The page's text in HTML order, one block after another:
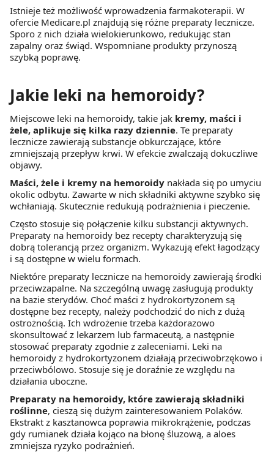
Istnieje też możliwość wprowadzenia farmakoterapii. W
ofercie Medicare.pl znajdują się różne preparaty lecznicze.
Sporo z nich działa wielokierunkowo, redukując stan
zapalny oraz świąd. Wspomniane produkty przynoszą
szybką poprawę.
Jakie leki na hemoroidy?
Miejscowe leki na hemoroidy, takie jak kremy, maści i
żele, aplikuje się kilka razy dziennie. Te preparaty
lecznicze zawierają substancje obkurczające, które
zmniejszają przepływ krwi. W efekcie zwalczają dokuczliwe
objawy.
Maści, żele i kremy na hemoroidy nakłada się po umyciu
okolic odbytu. Zawarte w nich składniki aktywne szybko się
wchłaniają. Skutecznie redukują podrażnienia i pieczenie.
Często stosuje się połączenie kilku substancji aktywnych.
Preparaty na hemoroidy bez recepty charakteryzują się
dobrą tolerancją przez organizm. Wykazują efekt łagodzący
i są dostępne w wielu formach.
Niektóre preparaty lecznicze na hemoroidy zawierają środki
przeciwzapalne. Na szczególną uwagę zasługują produkty
na bazie sterydów. Choć maści z hydrokortyzonem są
dostępne bez recepty, należy podchodzić do nich z dużą
ostrożnością. Ich wdrożenie trzeba każdorazowo
skonsultować z lekarzem lub farmaceutą, a następnie
stosować preparaty zgodnie z zaleceniami. Leki na
hemoroidy z hydrokortyzonem działają przeciwobrzękowo i
przeciwbólowo. Stosuje się je doraźnie ze względu na
działania uboczne.
Preparaty na hemoroidy, które zawierają składniki
roślinne, cieszą się dużym zainteresowaniem Polaków.
Ekstrakt z kasztanowca poprawia mikrokrążenie, podczas
gdy rumianek działa kojąco na błonę śluzową, a aloes
zmniejsza ryzyko podrażnień.